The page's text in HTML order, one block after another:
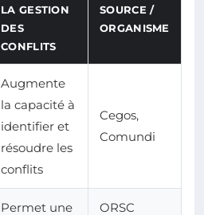
LA GESTION
DES
CONFLITS
SOURCE /
ORGANISME
Augmente
la capacité à
identifier et
résoudre les
conflits
Cegos,
Comundi
Permet une
ORSC